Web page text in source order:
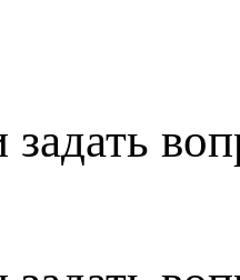
задать